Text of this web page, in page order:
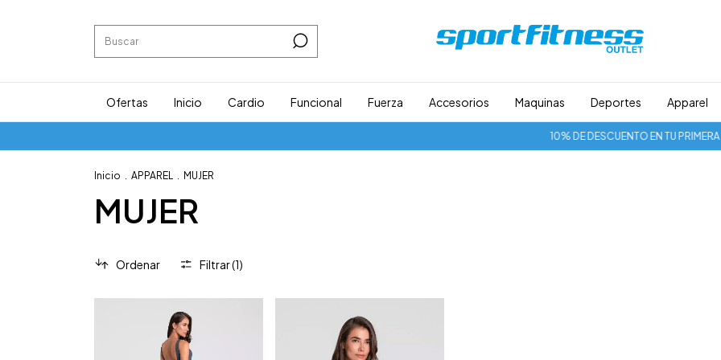
Ofertas Inicio Cardio Funcional Fuerza Accesorios Maquinas Deportes Apparel
10% DE DESCUENTO EN TU
Inicio . APPAREL . MUJER
MUJER
Ordenar Filtrar (1)